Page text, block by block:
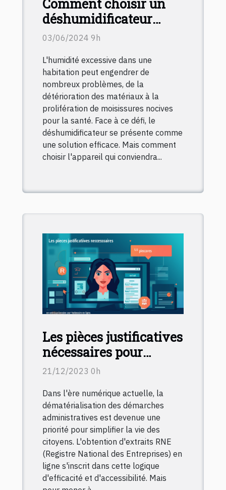
Comment choisir un
déshumidificateur
adapté à chaque pièce
2024 : conseils
pratiques et critères
essentiels
03/06/2024 9h
L'humidité excessive dans une
habitation peut engendrer de
nombreux problèmes, de la
détérioration des matériaux à la
prolifération de moisissures nocives
pour la santé. Face à ce défi, le
déshumidificateur se présente comme
une solution efficace. Mais comment
choisir l'appareil qui conviendra...
Les pièces justificatives
nécessaires pour
télécharger un extrait
21/12/2023 0h
Dans l'ère numérique actuelle, la
dématérialisation des démarches
administratives est devenue une
priorité pour simplifier la vie des
citoyens. L'obtention d'extraits RNE
(Registre National des Entreprises) en
ligne s'inscrit dans cette logique
d'efficacité et d'accessibilité. Mais